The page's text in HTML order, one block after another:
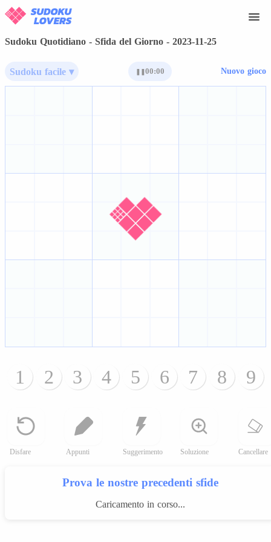
Sudoku Quotidiano - Sfida del Giorno - 2023-11-25
Sudoku facile ▾ 00:00 Nuovo gioco
1 2 3 4 5 6 7 8 9
Disfare Appunti Suggerimento Soluzione Cancellare
Prova le nostre precedenti sfide
Caricamento in corso...